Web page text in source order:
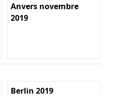
Anvers novembre
2019
Berlin 2019